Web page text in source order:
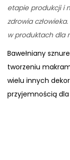
etapie produkcji i
zdrowia
w produktach dla
Bawełniany
tworzeniu
wielu innych
przyjemnością dla